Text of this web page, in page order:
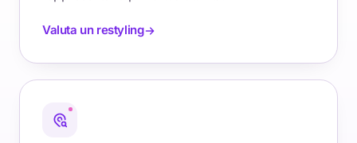
Valuta un restyling